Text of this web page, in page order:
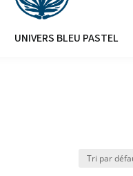
UNIVERS BLEU PASTEL